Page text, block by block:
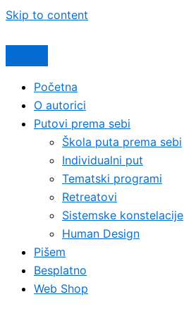
Skip to content
Početna
O autorici
Putovi prema sebi
Škola puta prema sebi
Individualni put
Tematski programi
Retreatovi
Sistemske konstelacije
Human Design
Pišem
Besplatno
Web Shop